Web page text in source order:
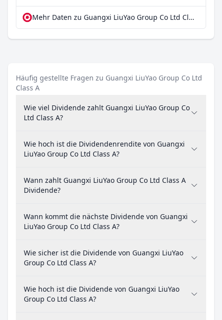
Mehr Daten zu Guangxi LiuYao Group Co Ltd Class A bei extraETF
Häufig gestellte Fragen zu Guangxi LiuYao Group Co Ltd
Class A
Wie viel Dividende zahlt Guangxi LiuYao Group Co
Ltd Class A?
Wie hoch ist die Dividendenrendite von Guangxi
LiuYao Group Co Ltd Class A?
Wann zahlt Guangxi LiuYao Group Co Ltd Class A
Dividende?
Wann kommt die nächste Dividende von Guangxi
LiuYao Group Co Ltd Class A?
Wie sicher ist die Dividende von Guangxi LiuYao
Group Co Ltd Class A?
Wie hoch ist die Dividende von Guangxi LiuYao
Group Co Ltd Class A?